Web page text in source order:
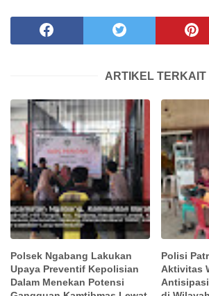
ARTIKEL TERKAIT
Polsek Ngabang Lakukan
Upaya Preventif Kepolisian
Dalam Menekan Potensi
Polisi
Aktivitas